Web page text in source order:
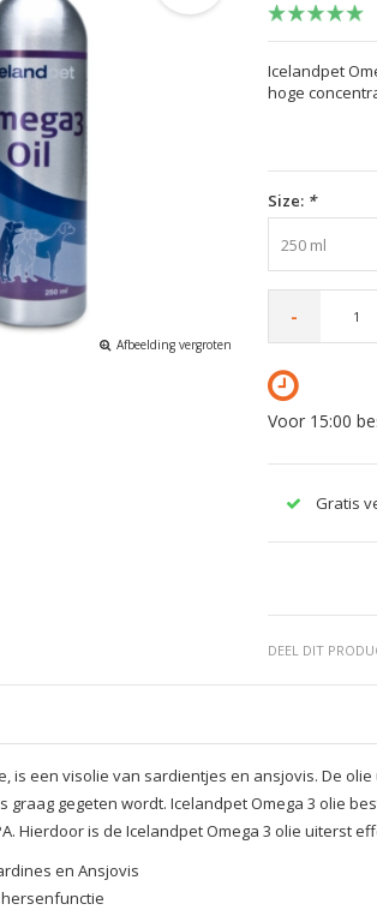
Afbeelding vergroten
Icelandpet
hoge
Size: *
250 ml
-
Voor 15:00
Gratis
DEEL DIT
is een visolie van sardientjes en ansjovis. De
graag gegeten wordt. Icelandpet Omega 3 olie
Hierdoor is de Icelandpet Omega 3 olie uiterst
en Ansjovis